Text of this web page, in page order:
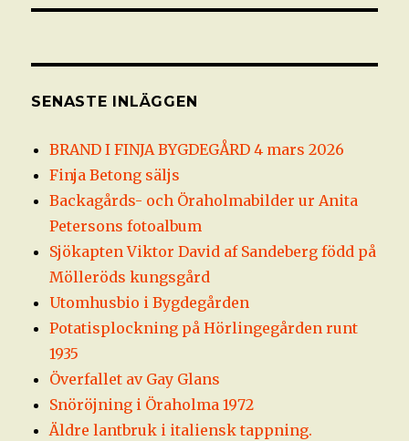
SENASTE INLÄGGEN
BRAND I FINJA BYGDEGÅRD 4 mars 2026
Finja Betong säljs
Backagårds- och Öraholmabilder ur Anita
Petersons fotoalbum
Sjökapten Viktor David af Sandeberg född på
Mölleröds kungsgård
Utomhusbio i Bygdegården
Potatisplockning på Hörlingegården runt
1935
Överfallet av Gay Glans
Snöröjning i Öraholma 1972
Äldre lantbruk i italiensk tappning.